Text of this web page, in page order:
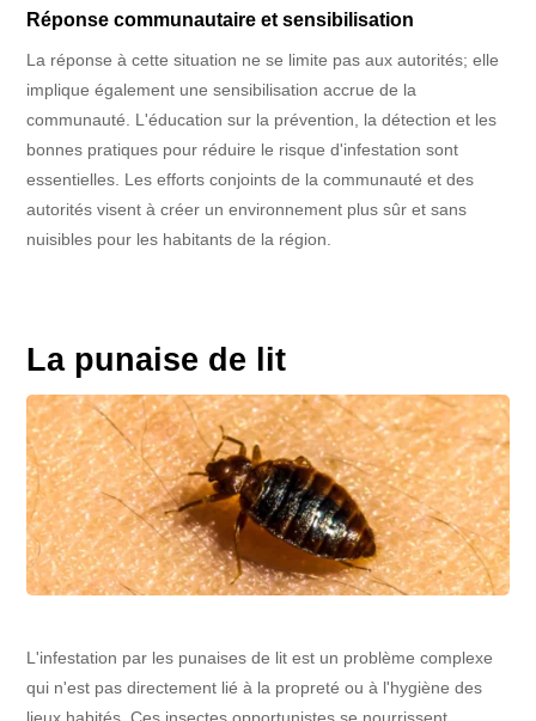
Réponse communautaire et sensibilisation
La réponse à cette situation ne se limite pas aux autorités; elle
implique également une sensibilisation accrue de la
communauté. L'éducation sur la prévention, la détection et les
bonnes pratiques pour réduire le risque d'infestation sont
essentielles. Les efforts conjoints de la communauté et des
autorités visent à créer un environnement plus sûr et sans
nuisibles pour les habitants de la région.
La punaise de lit
L'infestation par les punaises de lit est un problème complexe
qui n'est pas directement lié à la propreté ou à l'hygiène des
lieux habités. Ces insectes opportunistes se nourrissent